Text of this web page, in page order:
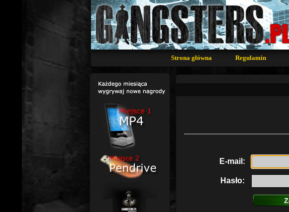
Strona główna Regulamin
E-mail:
Hasło: